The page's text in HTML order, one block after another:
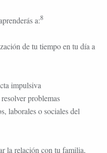
a:8
de tu tiempo en tu día a
impulsiva
problemas
laborales o sociales del
la relación con tu familia,